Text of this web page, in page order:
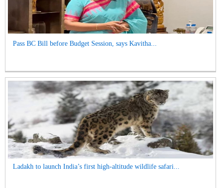
Pass BC Bill before Budget Session, says Kavitha...
Ladakh to launch India’s first high-altitude wildlife safari...